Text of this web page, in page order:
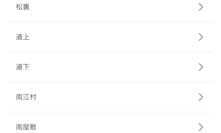
松裏
道上
道下
南江村
南屋敷